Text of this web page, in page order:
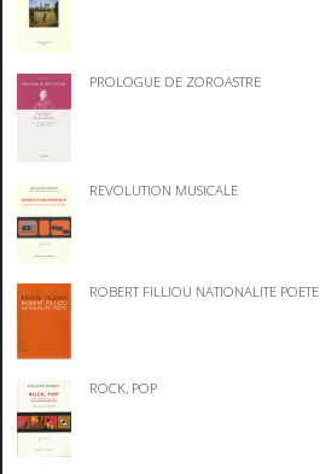
PROLOGUE DE ZOROASTRE
REVOLUTION MUSICALE
ROBERT FILLIOU NATIONALITE POETE
ROCK, POP